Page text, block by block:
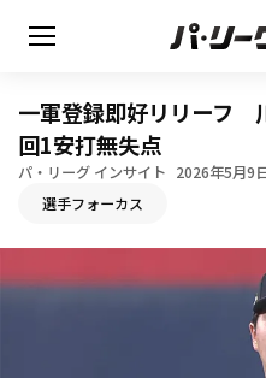
一軍登録即好リリーフ
回1安打無失点
パ・リーグ インサイト 2026年5月9
選手フォーカス